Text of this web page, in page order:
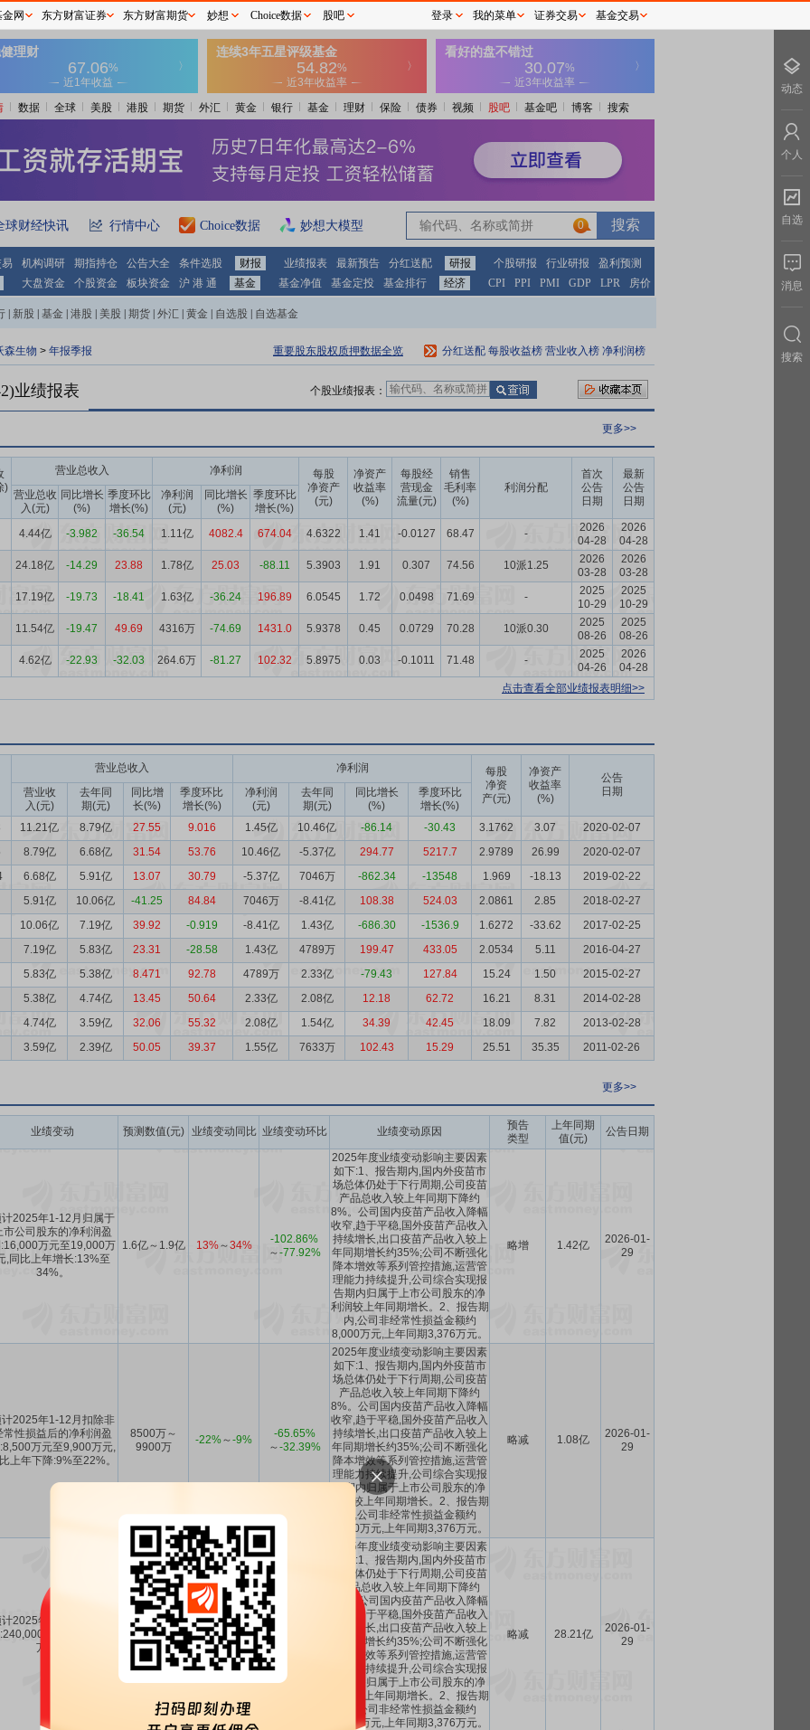
数据 全球 美股 港股 期货 外汇 黄金 银行 基金 理财 保险 债券 视频 股吧 基金吧 博客 搜索
球财经快讯 行情中心 Choice数据 妙想大模型 0
机构调研 期指持仓 公告大全 条件选股 财报 业绩报表 最新预告 分红送配 研报 个股研报 行业研报
盈利预测
大盘资金 个股资金 板块资金 沪 港 通 基金 基金净值 基金定投 基金排行 经济 CPI PPI PMI GDP LPR 房价
新股 基金 港股 美股 期货 外汇 黄金 自选股 自选基金
森生物 > 年报季报 重要股东股权质押数据全览 分红送配 每股收益榜 营业收入榜 净利润榜
业绩报表 个股业绩报表：
更多>>
)
营业总收入 净利润
每股
净资产
(元)
净资产
收益率
(%)
每股经
营现金
流量(元)
销售
毛利率
(%)
利润分配
首次
公告
日期
最新
公告
日期
营业总收
入(元)
同比增长
(%)
季度环比
增长(%)
净利润
(元)
同比增长
(%)
季度环比
增长(%)
4.44亿 -3.982 -36.54 1.11亿 4082.4 674.04 4.6322 1.41 -0.0127 68.47 -
2026
04-28
2026
04-28
24.18亿 -14.29 23.88 1.78亿 25.03 -88.11 5.3903 1.91 0.307 74.56 10派1.25
2026
03-28
2026
03-28
17.19亿 -19.73 -18.41 1.63亿 -36.24 196.89 6.0545 1.72 0.0498 71.69 -
2025
10-29
2025
10-29
11.54亿 -19.47 49.69 4316万 -74.69 1431.0 5.9378 0.45 0.0729 70.28 10派0.30
2025
08-26
2025
08-26
4.62亿 -22.93 -32.03 264.6万 -81.27 102.32 5.8975 0.03 -0.1011 71.48 -
2025
04-26
2026
04-28
点击查看全部业绩报表明细>>
营业总收入 净利润
每股
净资
产(元)
净资产
收益率
(%)
公告
日期
营业收
入(元)
去年同
期(元)
同比增
长(%)
季度环比
增长(%)
净利润
(元)
去年同
期(元)
同比增长
(%)
季度环比
增长(%)
11.21亿 8.79亿 27.55 9.016 1.45亿 10.46亿 -86.14 -30.43 3.1762 3.07
2020-02-07
8.79亿 6.68亿 31.54 53.76 10.46亿 -5.37亿 294.77 5217.7 2.9789 26.99
2020-02-07
6.68亿 5.91亿 13.07 30.79 -5.37亿 7046万 -862.34 -13548 1.969 -18.13
2019-02-22
5.91亿 10.06亿 -41.25 84.84 7046万 -8.41亿 108.38 524.03 2.0861 2.85
2018-02-27
10.06亿 7.19亿 39.92 -0.919 -8.41亿 1.43亿 -686.30 -1536.9 1.6272 -33.62
2017-02-25
7.19亿 5.83亿 23.31 -28.58 1.43亿 4789万 199.47 433.05 2.0534 5.11
2016-04-27
5.83亿 5.38亿 8.471 92.78 4789万 2.33亿 -79.43 127.84 15.24 1.50
2015-02-27
5.38亿 4.74亿 13.45 50.64 2.33亿 2.08亿 12.18 62.72 16.21 8.31
2014-02-28
4.74亿 3.59亿 32.06 55.32 2.08亿 1.54亿 34.39 42.45 18.09 7.82
2013-02-28
3.59亿 2.39亿 50.05 39.37 1.55亿 7633万 102.43 15.29 25.51 35.35 2011-02-26
更多>>
业绩变动 预测数值(元) 业绩变动同比 业绩变动环比 业绩变动原因
预告
类型
上年同期
值(元)
公告日期
计2025年1-12月归属于
市公司股东的净利润盈
万元至19,000万
,同比上年增长:13%至
34%。
1.6亿～1.9亿 13%～34%
-102.86%
～-77.92%
2025年度业绩变动影响主要因素
如下:1、报告期内,国内外疫苗市
场总体仍处于下行周期,公司疫苗
产品总收入较上年同期下降约
8%。公司国内疫苗产品收入降幅
收窄,趋于平稳,国外疫苗产品收入
持续增长,出口疫苗产品收入较上
年同期增长约35%;公司不断强化
降本增效等系列管控措施,运营管
理能力持续提升,公司综合实现报
告期内归属于上市公司股东的净
利润较上年同期增长。2、报告期
内,公司非经常性损益金额约
8,000万元,上年同期3,376万元。
略增 1.42亿
2026-01-
29
计2025年1-12月扣除非
常性损益后的净利润盈
万元至9,900万元,
上年下降:9%至22%。
8500万～
9900万
-22%～-9%
-65.65%
～-32.39%
2025年度业绩变动影响主要因素
如下:1、报告期内,国内外疫苗市
场总体仍处于下行周期,公司疫苗
产品总收入较上年同期下降约
8%。公司国内疫苗产品收入降幅
收窄,趋于平稳,国外疫苗产品收入
持续增长,出口疫苗产品收入较上
年同期增长约35%;公司不断强化
降本增效等系列管控措施,运营管
理能力持续提升,公司综合实现报
告期内归属于上市公司股东的净
利润较上年同期增长。2、报告期
内,公司非经常性损益金额约
8,000万元,上年同期3,376万元。
略减 1.08亿
2026-01-
29
2025年1-12月营业收
万元至243,000
万元。
24亿～24.3亿
-14.94%
～-13.87%
20.65%
2025年度业绩变动影响主要因素
如下:1、报告期内,国内外疫苗市
场总体仍处于下行周期,公司疫苗
产品总收入较上年同期下降约
8%。公司国内疫苗产品收入降幅
收窄,趋于平稳,国外疫苗产品收入
持续增长,出口疫苗产品收入较上
年同期增长约35%;公司不断强化
降本增效等系列管控措施,运营管
理能力持续提升,公司综合实现报
告期内归属于上市公司股东的净
利润较上年同期增长。2、报告期
内,公司非经常性损益金额约
8,000万元,上年同期3,376万元。
略减 28.21亿
2026-01-
29
网 东方财富证券 东方财富期货 妙想 Choice数据 股吧 登录 我的菜单 证券交易 基金交易
动态
个人
自选
消息
搜索